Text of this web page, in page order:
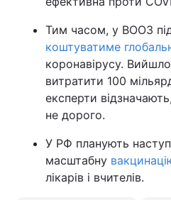
Тим часом, у ВООЗ
коштуватиме
коронавірусу.
витратити 100
експерти
не дорого.
У РФ планують
масштабну
лікарів і вчителів.